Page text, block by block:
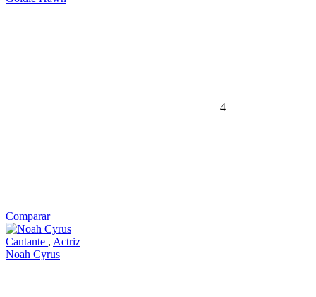
4
Comparar
Cantante , Actriz
Noah Cyrus